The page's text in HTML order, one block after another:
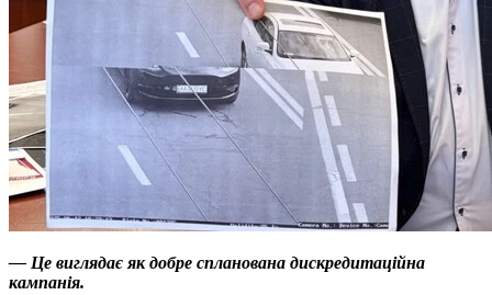
— Це виглядає як добре спланована дискредитаційна
кампанія.